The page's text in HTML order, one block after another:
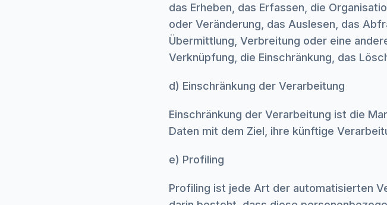
das Erheben, das Erfassen, die
oder Veränderung, das Auslesen, das
Übermittlung, Verbreitung oder eine
Verknüpfung, die Einschränkung, das
d) Einschränkung der Verarbeitung
Einschränkung der Verarbeitung ist die
Daten mit dem Ziel, ihre künftige
e) Profiling
Profiling ist jede Art der automatisierten